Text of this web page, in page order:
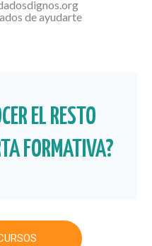
de ayudarte
EL RESTO
FORMATIVA?